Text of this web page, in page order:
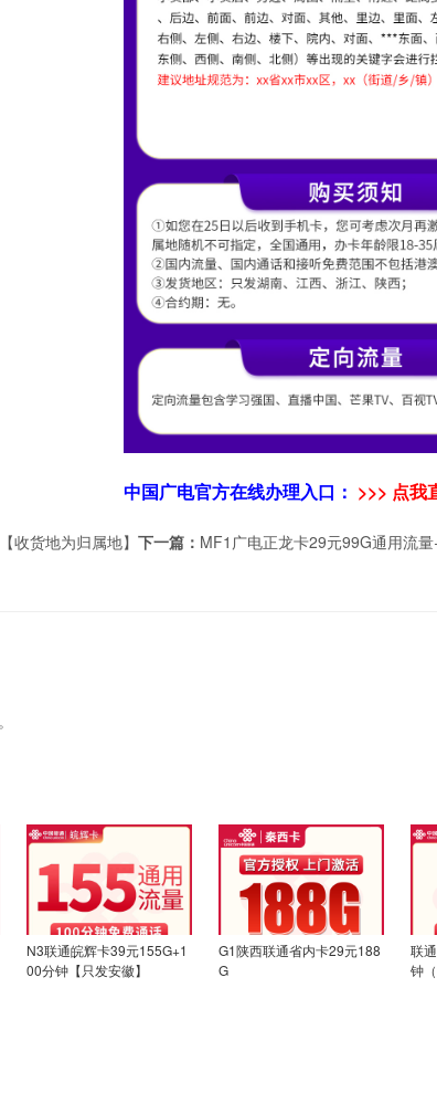
中国广电官方在线办理入口： >>> 点我
收货地为归属地】 下一篇： MF1广电正龙卡29元99G通用流
N3联通皖辉卡39元155G+1
00分钟【只发安徽】
G1陕西联通省内卡29元188
G
联
钟